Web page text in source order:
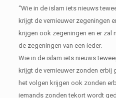
“Wie in de islam iets nieuws
krijgt de vernieuwer zegeningen
krijgen ook zegeningen en er zal
de zegeningen van een ieder.
Wie in de islam iets nieuws
krijgt de vernieuwer zonden erbij
het volgen krijgen ook zonden
iemands zonden tekort wordt